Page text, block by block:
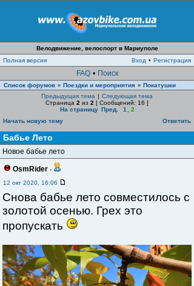
Велодвижение, велоспорт в Мариуполе
Полная версия
Вход • Регистрация
FAQ • Поиск
Список форумов » Поездки и мероприятия » Покатушки
Предыдущая тема | Следующая тема
Страница 2 из 2 [ Сообщений: 16 ]
На страницу Пред. 1
2
Начать новую тему
Ответить
Бабье Лето
Новое бабье лето
OsmRider -
12 окт 2020, 16:06
Снова бабье лето совместилось с
золотой осенью. Грех это
пропускать